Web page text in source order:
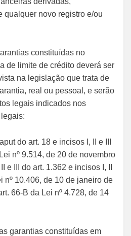
qualquer novo registro e/ou
constituídas no
de limite de crédito deverá ser
na legislação que trata de
real ou pessoal, e serão
legais indicados nos
do art. 18 e incisos I, II e III
nº 9.514, de 20 de novembro
e III do art. 1.362 e incisos I, II
nº 10.406, de 10 de janeiro de
66-B da Lei nº 4.728, de 14
garantias constituídas em